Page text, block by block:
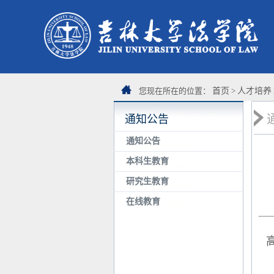
您现在所在的位置： 首页 > 人才培养
通知公告
通知公告
本科生教育
研究生教育
在线教育